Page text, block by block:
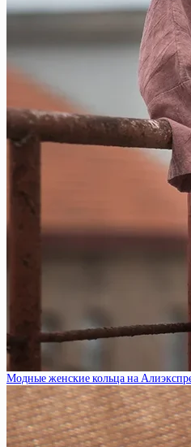
Модные женские кольца на